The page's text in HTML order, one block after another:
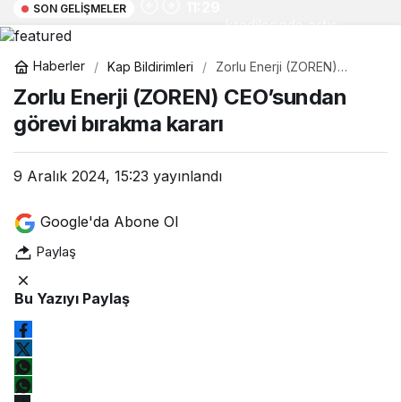
SON GELIŞMELER
Haberler Kap Bildirimleri
Zorlu Enerji (ZOREN)
bırakma kararı
Zorlu Enerji (ZOREN) CEO’sundan
görevi bırakma kararı
9 Aralık 2024, 15:23 yayınlandı
Google'da Abone Ol
Paylaş
Bu Yazıyı Paylaş